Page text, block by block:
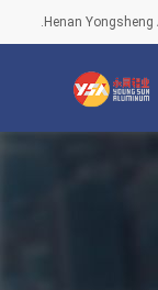
Henan